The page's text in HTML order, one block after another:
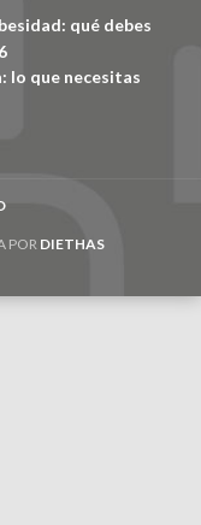
qué debes
lo que necesitas
POR DIETHAS